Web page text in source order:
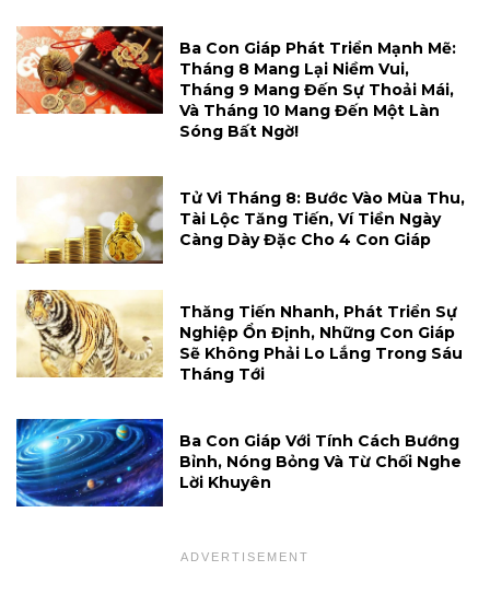
Ba Con Giáp Phát Triển Mạnh Mẽ:
Tháng 8 Mang Lại Niềm Vui,
Tháng 9 Mang Đến Sự Thoải Mái,
Và Tháng 10 Mang Đến Một Làn
Sóng Bất Ngờ!
Tử Vi Tháng 8: Bước Vào Mùa Thu,
Tài Lộc Tăng Tiến, Ví Tiền Ngày
Càng Dày Đặc Cho 4 Con Giáp
Thăng Tiến Nhanh, Phát Triển Sự
Nghiệp Ổn Định, Những Con Giáp
Sẽ Không Phải Lo Lắng Trong Sáu
Tháng Tới
Ba Con Giáp Với Tính Cách Bướng
Bỉnh, Nóng Bỏng Và Từ Chối Nghe
Lời Khuyên